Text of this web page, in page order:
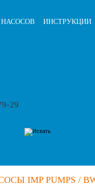
ИНСТРУКЦИИ
29
IMP PUMPS /